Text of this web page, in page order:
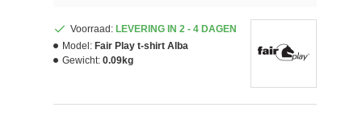
Voorraad: LEVERING IN 2 - 4 DAGEN
Model: Fair Play t-shirt Alba
Gewicht: 0.09kg